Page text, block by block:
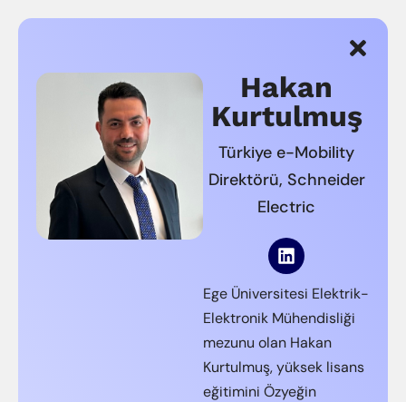
Hakan
Kurtulmuş
Türkiye e-Mobility
Direktörü, Schneider
Electric
Ege Üniversitesi Elektrik-
Elektronik Mühendisliği
mezunu olan Hakan
Kurtulmuş, yüksek lisans
eğitimini Özyeğin